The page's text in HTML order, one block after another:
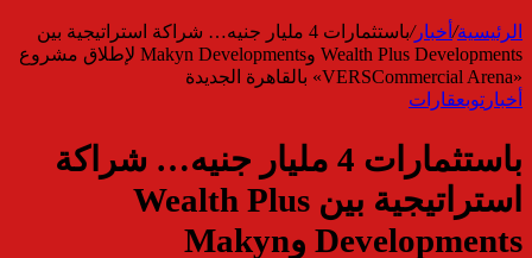
الرئيسية/ أخبار/
باستثمارات 4 مليار جنيه… شراكة استراتيجية بين
Wealth Plus Developments وMakyn Developments لإطلاق مشروع
«VERSCommercial Arena» بالقاهرة الجديدة
أخبار توبعقارات
باستثمارات 4 مليار جنيه… شراكة
استراتيجية بين Wealth Plus
Developments وMakyn